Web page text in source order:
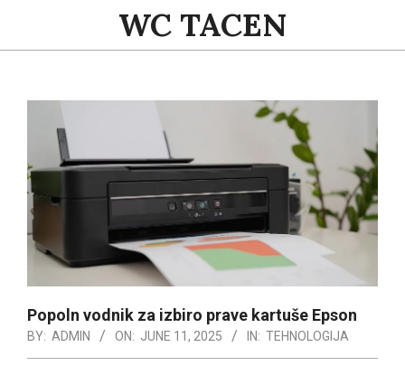
content
WC TACEN
Navigation
Popoln vodnik za izbiro prave kartuše Epson
BY: ADMIN ON: JUNE 11, 2025 IN: TEHNOLOGIJA